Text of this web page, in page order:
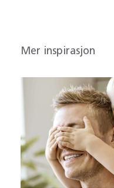
Mer inspirasjon